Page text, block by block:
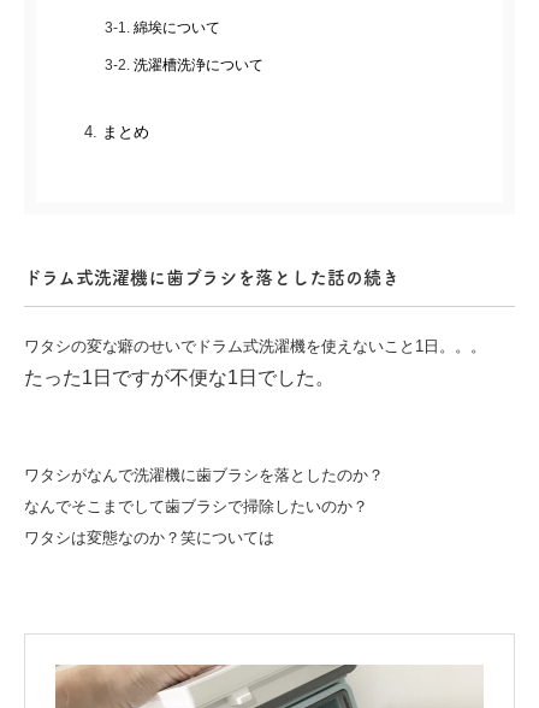
綿埃について
洗濯槽洗浄について
まとめ
ドラム式洗濯機に歯ブラシを落とした話の続き
ワタシの変な癖のせいでドラム式洗濯機を使えないこと1日。。。
たった1日ですが不便な1日でした。
ワタシがなんで洗濯機に歯ブラシを落としたのか？
なんでそこまでして歯ブラシで掃除したいのか？
ワタシは変態なのか？笑については